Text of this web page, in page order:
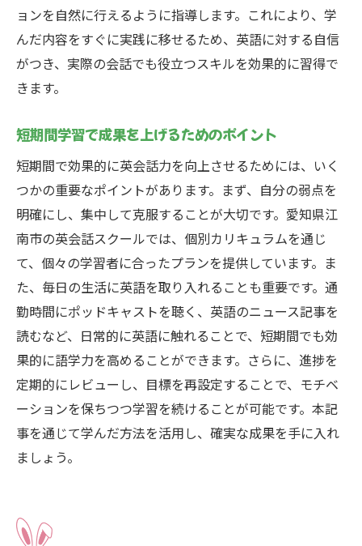
ョンを自然に行えるように指導します。これにより、学
んだ内容をすぐに実践に移せるため、英語に対する自信
がつき、実際の会話でも役立つスキルを効果的に習得で
きます。
短期間学習で成果を上げるためのポイント
短期間で効果的に英会話力を向上させるためには、いく
つかの重要なポイントがあります。まず、自分の弱点を
明確にし、集中して克服することが大切です。愛知県江
南市の英会話スクールでは、個別カリキュラムを通じ
て、個々の学習者に合ったプランを提供しています。ま
た、毎日の生活に英語を取り入れることも重要です。通
勤時間にポッドキャストを聴く、英語のニュース記事を
読むなど、日常的に英語に触れることで、短期間でも効
果的に語学力を高めることができます。さらに、進捗を
定期的にレビューし、目標を再設定することで、モチベ
ーションを保ちつつ学習を続けることが可能です。本記
事を通じて学んだ方法を活用し、確実な成果を手に入れ
ましょう。